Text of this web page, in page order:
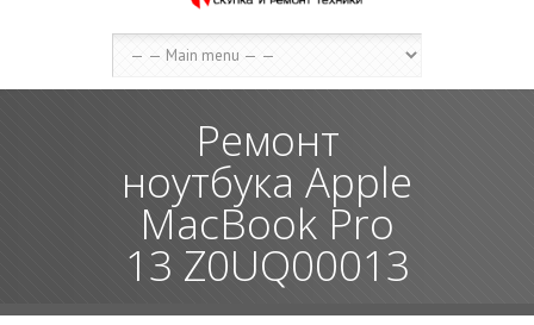
Ремонт
ноутбука Apple
MacBook Pro
13 Z0UQ00013